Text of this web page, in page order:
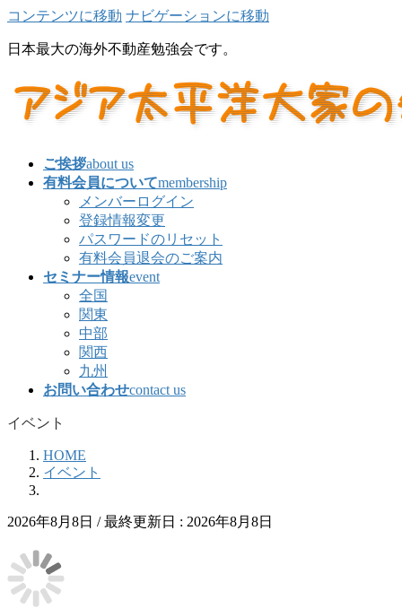
コンテンツに移動 ナビゲーションに移動
日本最大の海外不動産勉強会です。
ご挨拶about us
有料会員についてmembership
メンバーログイン
登録情報変更
パスワードのリセット
有料会員退会のご案内
セミナー情報event
全国
関東
中部
関西
九州
お問い合わせcontact us
イベント
HOME
イベント
2026年8月8日 / 最終更新日 : 2026年8月8日